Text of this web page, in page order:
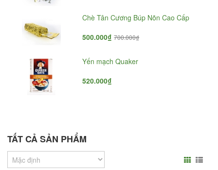
Chè Tân Cương Búp Nõn Cao Cấp
500.000₫ 700.000₫
Yến mạch Quaker
520.000₫
TẤT CẢ SẢN PHẨM